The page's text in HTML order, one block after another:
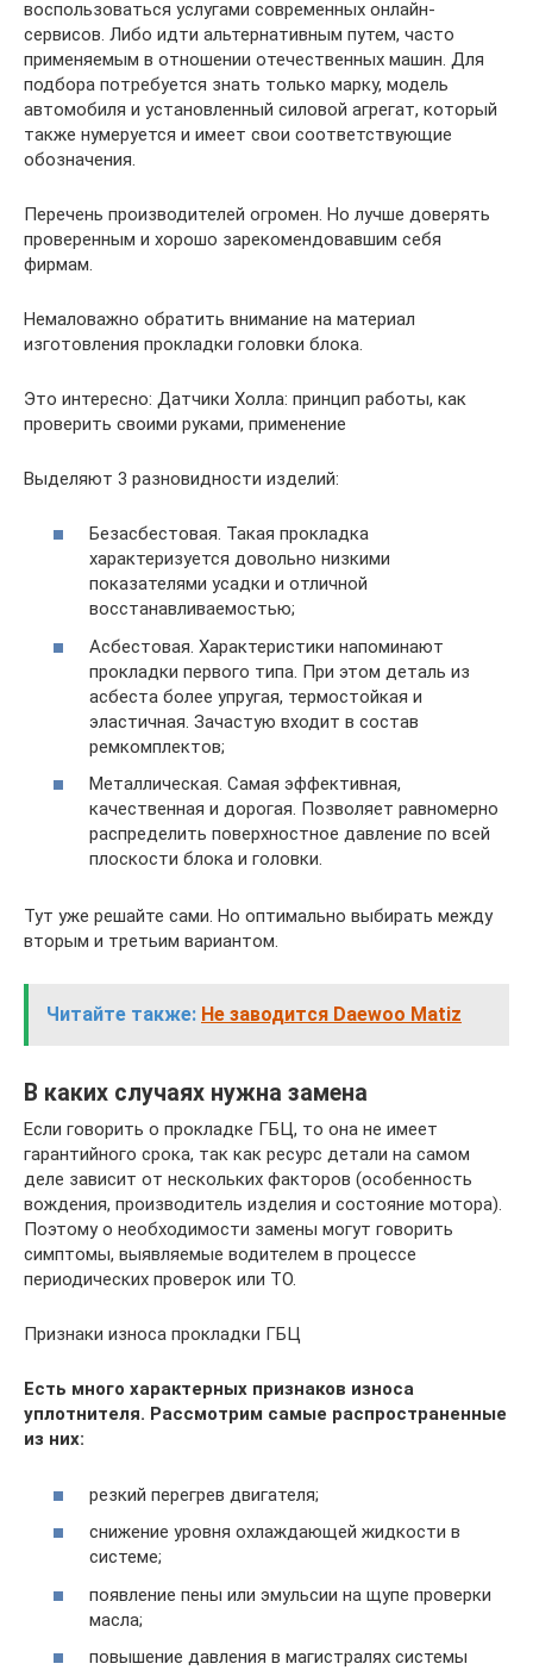
воспользоваться услугами современных онлайн-
сервисов. Либо идти альтернативным путем, часто
применяемым в отношении отечественных машин. Для
подбора потребуется знать только марку, модель
автомобиля и установленный силовой агрегат, который
также нумеруется и имеет свои соответствующие
обозначения.
Перечень производителей огромен. Но лучше доверять
проверенным и хорошо зарекомендовавшим себя
фирмам.
Немаловажно обратить внимание на материал
изготовления прокладки головки блока.
Это интересно: Датчики Холла: принцип работы, как
проверить своими руками, применение
Выделяют 3 разновидности изделий:
Безасбестовая. Такая прокладка
характеризуется довольно низкими
показателями усадки и отличной
восстанавливаемостью;
Асбестовая. Характеристики напоминают
прокладки первого типа. При этом деталь из
асбеста более упругая, термостойкая и
эластичная. Зачастую входит в состав
ремкомплектов;
Металлическая. Самая эффективная,
качественная и дорогая. Позволяет равномерно
распределить поверхностное давление по всей
плоскости блока и головки.
Тут уже решайте сами. Но оптимально выбирать между
вторым и третьим вариантом.
Читайте также: Не заводится Daewoo Matiz
В каких случаях нужна замена
Если говорить о прокладке ГБЦ, то она не имеет
гарантийного срока, так как ресурс детали на самом
деле зависит от нескольких факторов (особенность
вождения, производитель изделия и состояние мотора).
Поэтому о необходимости замены могут говорить
симптомы, выявляемые водителем в процессе
периодических проверок или ТО.
Признаки износа прокладки ГБЦ
Есть много характерных признаков износа
уплотнителя. Рассмотрим самые распространенные
из них:
резкий перегрев двигателя;
снижение уровня охлаждающей жидкости в
системе;
появление пены или эмульсии на щупе проверки
масла;
повышение давления в магистралях системы